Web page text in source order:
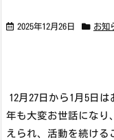
2025年12月26日 お知
12月27日から1月5日
年も大変お世話になり
えられ、活動を続ける